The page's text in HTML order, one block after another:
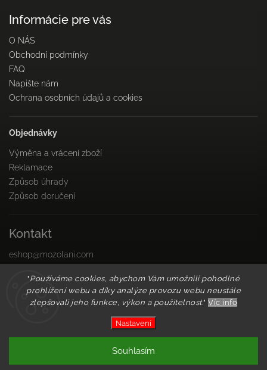
"Používáme cookies, abychom Vám umožnili pohodlné
prohlížení webu a díky analýze provozu webu neustále
zlepšovali jeho funkce, výkon a použitelnost."Víc info
Nastavení
Souhlasím
Informácie pre vás
O NÁS
Obchodní podmínky
FAQ
Napište nám
Ochrana osobních údajů a cookies
Objednávky
Výměna a vrácení zboží
Reklamace
Způsob úhrady
Způsob doručení
Kontakt
eshop@mozolani.com
PO-PIA 8:00 do 16:00
Facebook
Instagram
vyhrazena.
VytvořilShoptet| DesignShoptak.cz